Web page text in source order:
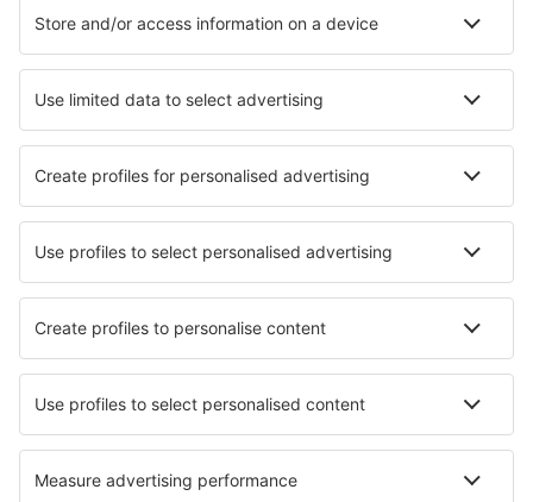
Ubytování in Pornichet Ubytování Grosseto-Prugna
Ubytování v Brestu Ubytování Le Trayas
Nejlepší ubytování - města
Ubytování in Strazde Ubytování in Ko Lipe
Ubytování in Jægerspris Ubytování in Sandhem
Ubytování in Monroeville Ubytování in Tervakoski
Ubytování in Mescalero Ubytování Janikowo